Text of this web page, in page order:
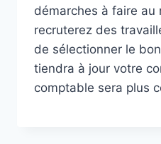
démarches à faire au
recruterez des
de sélectionner le
tiendra à jour votre
comptable sera plus